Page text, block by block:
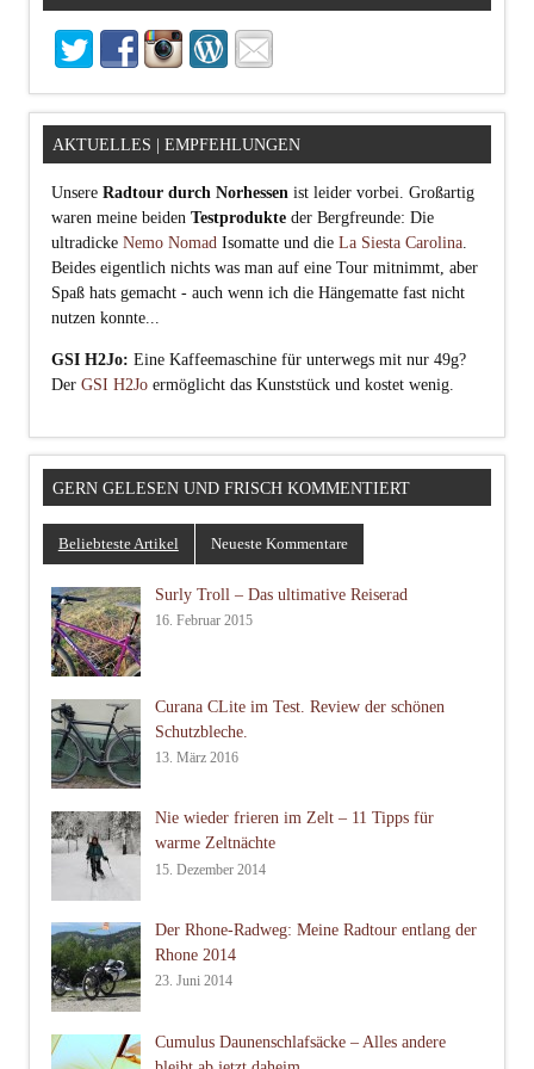
AKTUELLES | EMPFEHLUNGEN
Unsere Radtour durch Norhessen ist leider vorbei. Großartig
waren meine beiden Testprodukte der Bergfreunde: Die
ultradicke Nemo Nomad Isomatte und die La Siesta Carolina
Beides eigentlich nichts was man auf eine Tour mitnimmt, aber
Spaß hats gemacht - auch wenn ich die Hängematte fast nicht
nutzen konnte...
GSI H2Jo: Eine Kaffeemaschine für unterwegs mit nur 49g?
Der GSI H2Jo ermöglicht das Kunststück und kostet wenig.
GERN GELESEN UND FRISCH KOMMENTIERT
Beliebteste Artikel Neueste Kommentare
Surly Troll – Das ultimative Reiserad
16. Februar 2015
Curana CLite im Test. Review der schönen
Schutzbleche.
13. März 2016
Nie wieder frieren im Zelt – 11 Tipps für
warme Zeltnächte
15. Dezember 2014
Der Rhone-Radweg: Meine Radtour entlang der
Rhone 2014
23. Juni 2014
Cumulus Daunenschlafsäcke – Alles andere